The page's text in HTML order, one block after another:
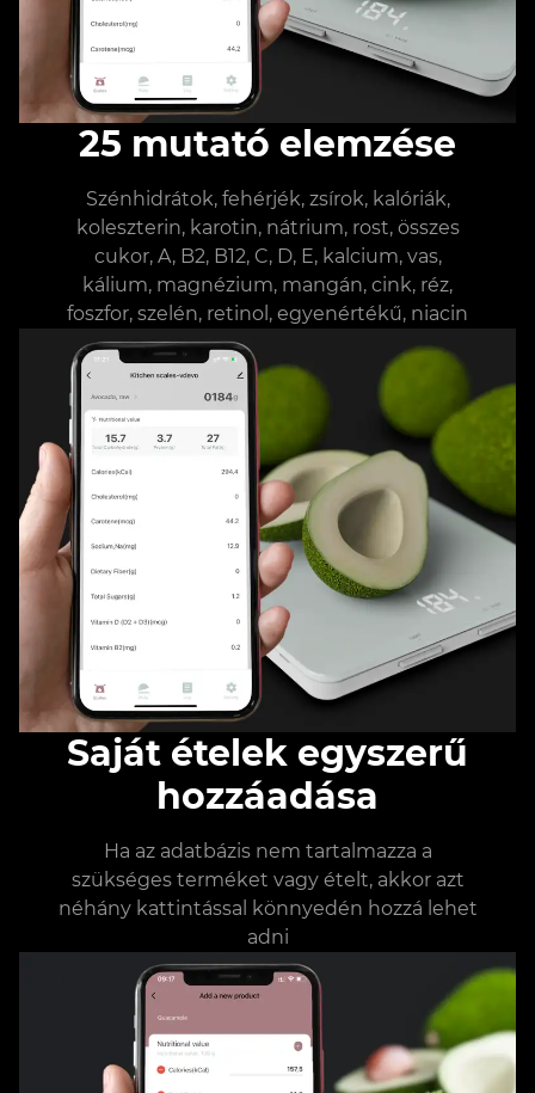
25 mutató elemzése
Szénhidrátok, fehérjék, zsírok, kalóriák,
koleszterin, karotin, nátrium, rost, összes
cukor, A, B2, B12, C, D, E, kalcium, vas,
kálium, magnézium, mangán, cink, réz,
foszfor, szelén, retinol, egyenértékű, niacin
Saját ételek egyszerű
hozzáadása
Ha az adatbázis nem tartalmazza a
szükséges terméket vagy ételt, akkor azt
néhány kattintással könnyedén hozzá lehet
adni